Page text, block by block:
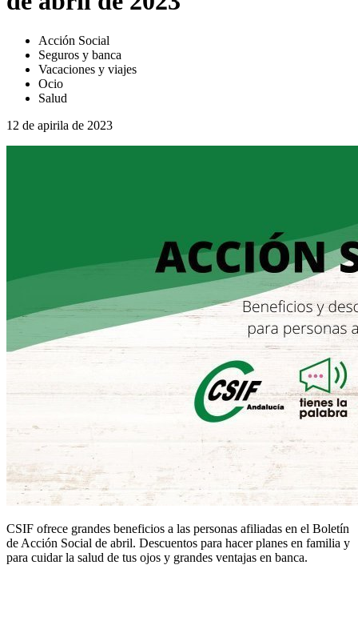
Acción Social
Seguros y banca
Vacaciones y viajes
Ocio
Salud
12 de apirila de 2023
CSIF ofrece grandes beneficios a las personas afiliadas en el Boletín
de Acción Social de abril. Descuentos para hacer planes en familia y
para cuidar la salud de tus ojos y grandes ventajas en banca.